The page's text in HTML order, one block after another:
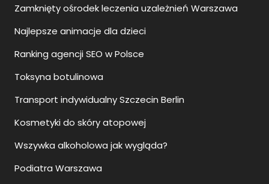
Zamknięty ośrodek leczenia uzależnień Warszawa
Najlepsze animacje dla dzieci
Ranking agencji SEO w Polsce
Toksyna botulinowa
Transport indywidualny Szczecin Berlin
Kosmetyki do skóry atopowej
Wszywka alkoholowa jak wygląda?
Podiatra Warszawa